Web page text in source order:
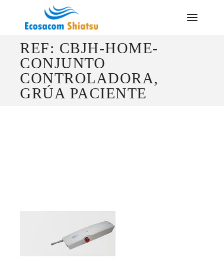
REF: CBJH-HOME-
CONJUNTO
CONTROLADORA,
GRÚA PACIENTE